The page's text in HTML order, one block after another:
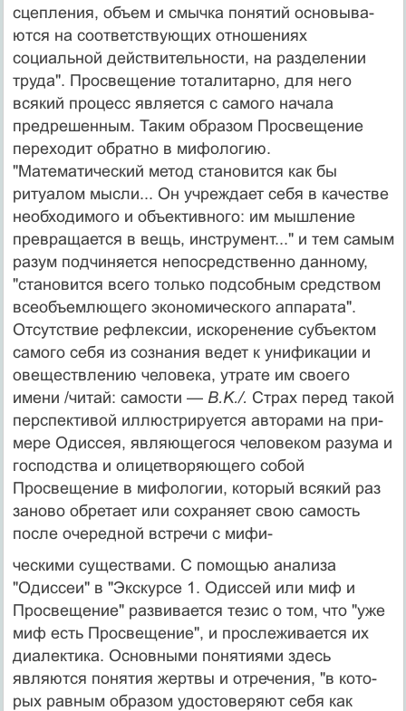
сцепления, объем и смычка понятий основыва­
ются на соответствующих отношениях
социальной дей­ствительности, на разделении
труда". Просвещение то­талитарно, для него
всякий процесс является с самого начала
предрешенным. Таким образом Просвещение
переходит обратно в мифологию.
"Математический ме­тод становится как бы
ритуалом мысли... Он учреждает себя в качестве
необходимого и объективного: им мыш­ление
превращается в вещь, инструмент..." и тем самым
разум подчиняется непосредственно данному,
"стано­вится всего только подсобным средством
всеобъемлю­щего экономического аппарата".
Отсутствие рефлек­сии, искоренение субъектом
самого себя из сознания ведет к унификации и
овеществлению человека, утрате им своего
имени /читай: самости — B.K./. Страх перед такой
перспективой иллюстрируется авторами на при­
мере Одиссея, являющегося человеком разума и
гос­подства и олицетворяющего собой
Просвещение в ми­фологии, который всякий раз
заново обретает или со­храняет свою самость
после очередной встречи с мифи-
ческими существами. С помощью анализа
"Одиссеи" в "Экскурсе 1. Одиссей или миф и
Просвещение" разви­вается тезис о том, что "уже
миф есть Просвещение", и прослеживается их
диалектика. Основными понятиями здесь
являются понятия жертвы и отречения, "в кото­
рых равным образом удостоверяют себя как